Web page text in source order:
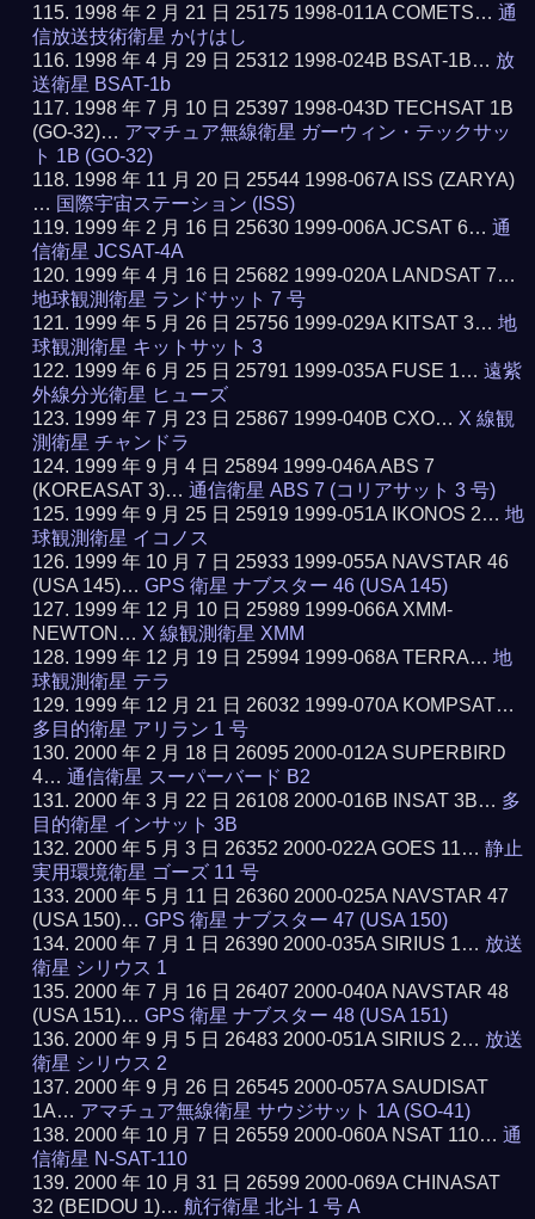
1998 年 2 月 21 日 25175 1998-011A COMETS…通
信放送技術衛星 かけはし
1998 年 4 月 29 日 25312 1998-024B BSAT-1B… 放
送衛星 BSAT-1b
1998 年 7 月 10 日 25397 1998-043D TECHSAT 1B
(GO-32)… アマチュア無線衛星 ガーウィン・テックサッ
ト 1B (GO-32)
1998 年 11 月 20 日 25544 1998-067A ISS (ZARYA)
… 国際宇宙ステーション (ISS)
1999 年 2 月 16 日 25630 1999-006A JCSAT 6…通
信衛星 JCSAT-4A
1999 年 4 月 16 日 25682 1999-020A LANDSAT 7…
地球観測衛星 ランドサット 7 号
1999 年 5 月 26 日 25756 1999-029A KITSAT 3…地
球観測衛星 キットサット 3
1999 年 6 月 25 日 25791 1999-035A FUSE 1…遠紫
外線分光衛星 ヒューズ
1999 年 7 月 23 日 25867 1999-040B CXO… X 線観
測衛星 チャンドラ
1999 年 9 月 4 日 25894 1999-046A ABS 7
(KOREASAT 3)…通信衛星 ABS 7 (コリアサット 3 号)
1999 年 9 月 25 日 25919 1999-051A IKONOS 2…地
球観測衛星 イコノス
1999 年 10 月 7 日 25933 1999-055A NAVSTAR 46
(USA 145)…GPS 衛星 ナブスター 46 (USA 145)
1999 年 12 月 10 日 25989 1999-066A XMM-
NEWTON… X 線観測衛星 XMM
1999 年 12 月 19 日 25994 1999-068A TERRA…地
球観測衛星 テラ
1999 年 12 月 21 日 26032 1999-070A KOMPSAT…
多目的衛星 アリラン 1 号
2000 年 2 月 18 日 26095 2000-012A SUPERBIRD
4…通信衛星 スーパーバード B2
2000 年 3 月 22 日 26108 2000-016B INSAT 3B… 多
目的衛星 インサット 3B
2000 年 5 月 3 日 26352 2000-022A GOES 11…静止
実用環境衛星 ゴーズ 11 号
2000 年 5 月 11 日 26360 2000-025A NAVSTAR 47
(USA 150)…GPS 衛星 ナブスター 47 (USA 150)
2000 年 7 月 1 日 26390 2000-035A SIRIUS 1… 放送
衛星 シリウス 1
2000 年 7 月 16 日 26407 2000-040A NAVSTAR 48
(USA 151)…GPS 衛星 ナブスター 48 (USA 151)
2000 年 9 月 5 日 26483 2000-051A SIRIUS 2… 放送
衛星 シリウス 2
2000 年 9 月 26 日 26545 2000-057A SAUDISAT
1A… アマチュア無線衛星 サウジサット 1A (SO-41)
2000 年 10 月 7 日 26559 2000-060A NSAT 110…通
信衛星 N-SAT-110
2000 年 10 月 31 日 26599 2000-069A CHINASAT
32 (BEIDOU 1)…航行衛星 北斗 1 号 A